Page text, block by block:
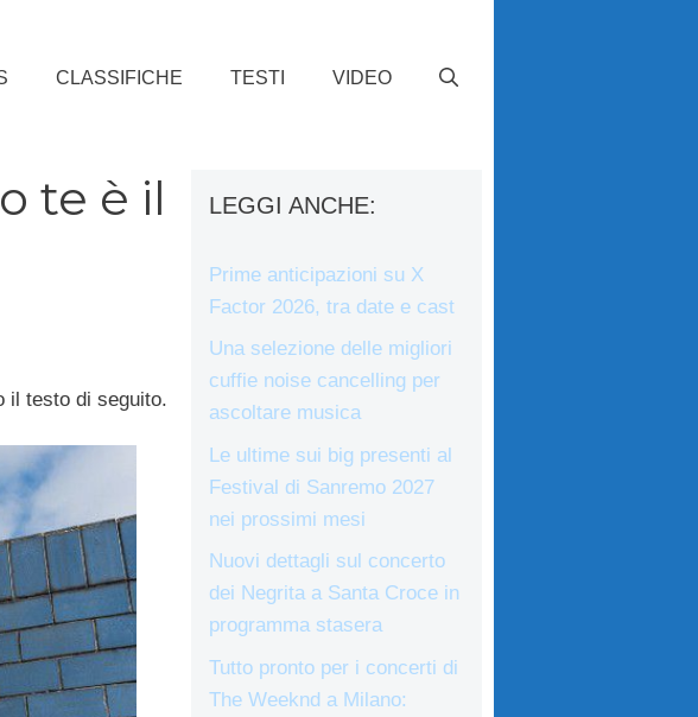
CLASSIFICHE TESTI VIDEO
te è il
il testo di seguito.
LEGGI ANCHE:
Prime anticipazioni su X
Factor 2026, tra date e cast
Una selezione delle migliori
cuffie noise cancelling per
ascoltare musica
Le ultime sui big presenti al
Festival di Sanremo 2027
nei prossimi mesi
Nuovi dettagli sul concerto
dei Negrita a Santa Croce in
programma stasera
Tutto pronto per i concerti di
The Weeknd a Milano: